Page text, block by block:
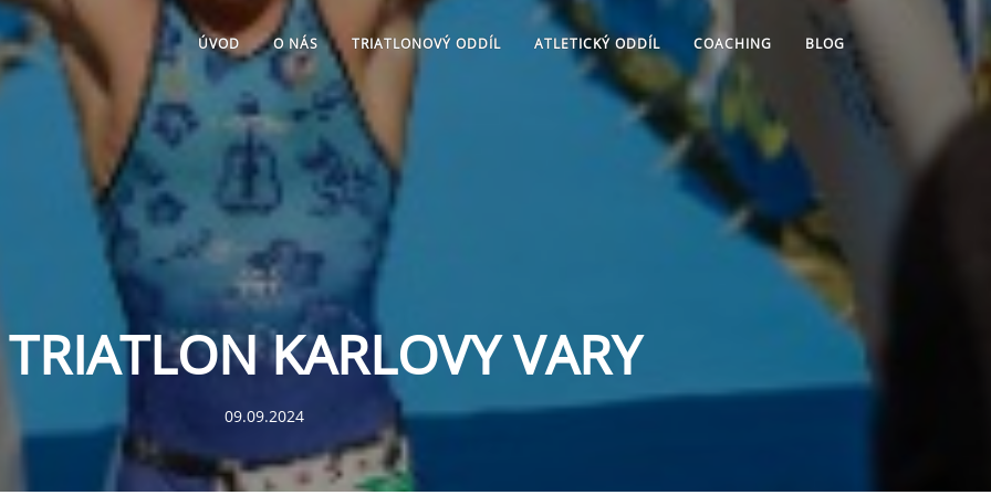
ÚVOD O NÁS TRIATLONOVÝ ODDÍL ATLETICKÝ ODDÍL COACHING BLOG
KARLOVY VARY
09.09.2024